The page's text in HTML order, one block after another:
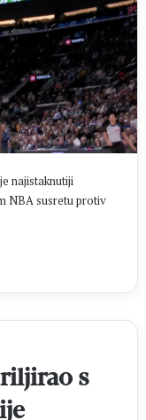
najistaknutiji
NBA susretu protiv
s